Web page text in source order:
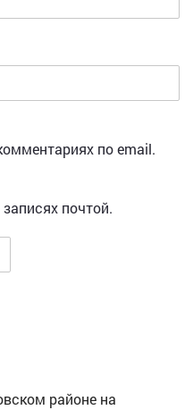
по email.
почтой.
районе на